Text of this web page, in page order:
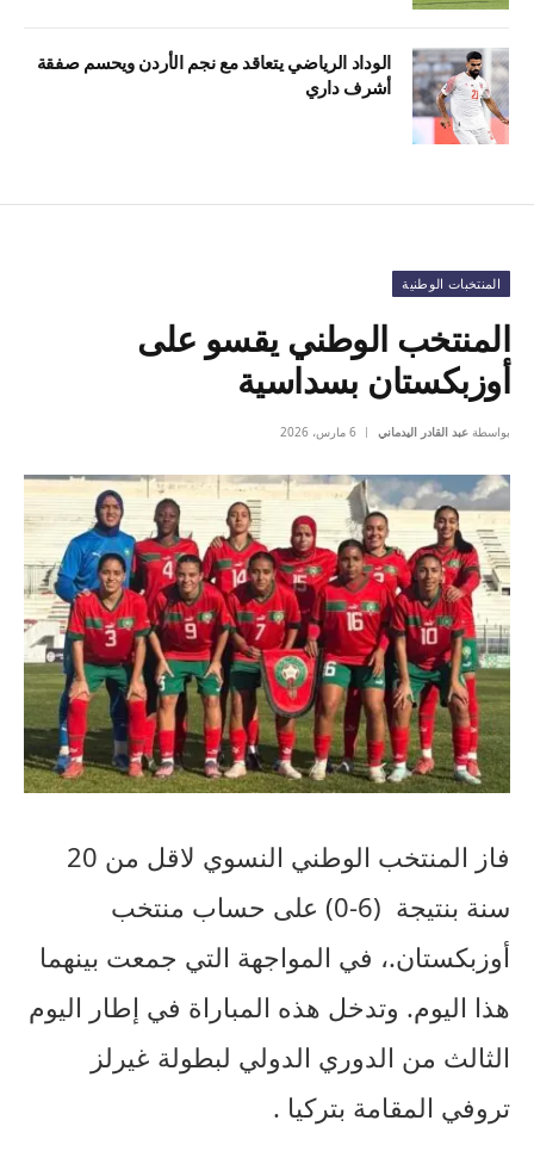
الوداد الرياضي يتعاقد مع نجم الأردن ويحسم صفقة
أشرف داري
المنتخبات الوطنية
المنتخب الوطني يقسو على
أوزبكستان بسداسية
بواسطة عبد القادر اليدماني 6 مارس، 2026
فاز المنتخب الوطني النسوي لاقل من 20
سنة بنتيجة
(6-0) على حساب منتخب
أوزبكستان.، في المواجهة التي جمعت بينهما
هذا اليوم. وتدخل هذه المباراة في إطار اليوم
الثالث من الدوري الدولي لبطولة غيرلز
تروفي المقامة بتركيا .